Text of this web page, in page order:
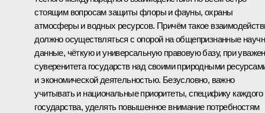
стоящим вопросам защиты флоры и фауны, охраны
атмосферы и водных ресурсов. Причём такое
должно осуществляться с опорой на общепризнанные
данные, чёткую и универсальную правовую базу, при
суверенитета государств над своими природными
и экономической деятельностью. Безусловно, важно
учитывать и национальные приоритеты, специфику каждого
государства, уделять повышенное внимание потребностям